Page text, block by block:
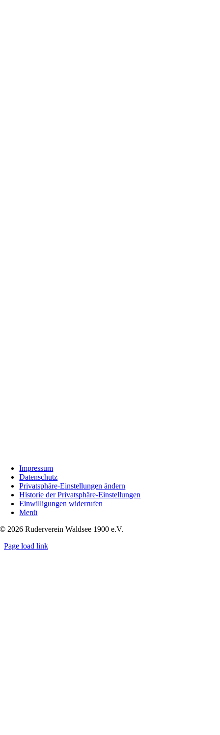
Impressum
Datenschutz
Privatsphäre-Einstellungen ändern
Historie der Privatsphäre-Einstellungen
Einwilligungen widerrufen
Menü
© 2026 Ruderverein Waldsee 1900 e.V.
Page load link